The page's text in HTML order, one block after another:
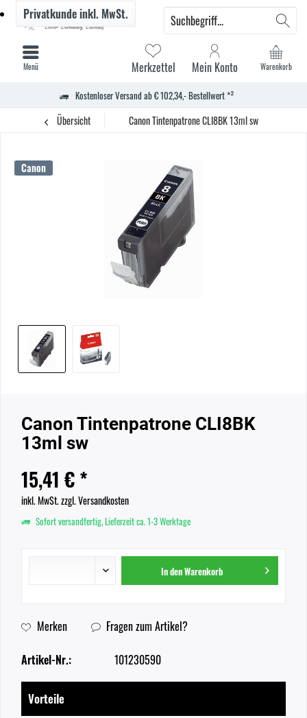
Kostenloser Versand ab € 102,34,- Bestellwert *²
Warenkorb
Merkzettel Mein Konto
Privatkundeinkl. MwSt.
Menü
Übersicht Canon Tintenpatrone CLI8BK 13ml sw
Canon
Canon Tintenpatrone CLI8BK
13ml sw
15,41 € *
inkl. MwSt.zzgl. Versandkosten
Sofort versandfertig, Lieferzeit ca. 1-3 Werktage
In denWarenkorb
Merken Fragen zum Artikel?
Artikel-Nr.: 101230590
Vorteile